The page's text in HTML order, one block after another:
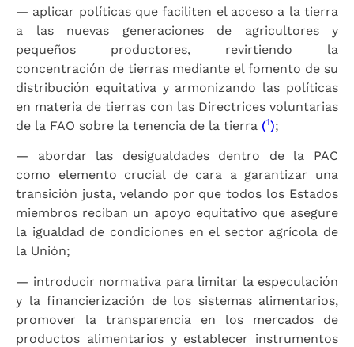
— aplicar políticas que faciliten el acceso a la tierra
a las nuevas generaciones de agricultores y
pequeños productores, revirtiendo la
concentración de tierras mediante el fomento de su
distribución equitativa y armonizando las políticas
en materia de tierras con las Directrices voluntarias
de la FAO sobre la tenencia de la tierra (1);
— abordar las desigualdades dentro de la PAC
como elemento crucial de cara a garantizar una
transición justa, velando por que todos los Estados
miembros reciban un apoyo equitativo que asegure
la igualdad de condiciones en el sector agrícola de
la Unión;
— introducir normativa para limitar la especulación
y la financierización de los sistemas alimentarios,
promover la transparencia en los mercados de
productos alimentarios y establecer instrumentos